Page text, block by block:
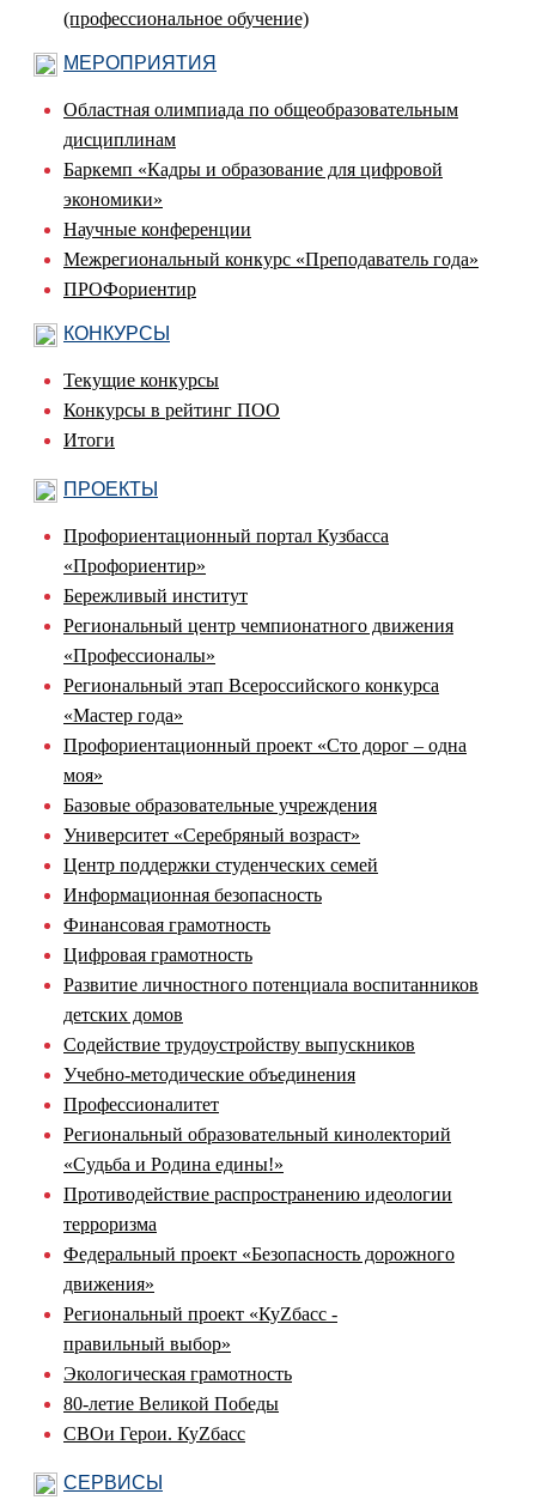
(профессиональное обучение)
МЕРОПРИЯТИЯ
Областная олимпиада по общеобразовательным
дисциплинам
Баркемп «Кадры и образование для цифровой
экономики»
Научные конференции
Межрегиональный конкурс «Преподаватель года»
ПРОФориентир
КОНКУРСЫ
Текущие конкурсы
Конкурсы в рейтинг ПОО
Итоги
ПРОЕКТЫ
Профориентационный портал Кузбасса
«Профориентир»
Бережливый институт
Региональный центр чемпионатного движения
«Профессионалы»
Региональный этап Всероссийского конкурса
«Мастер года»
Профориентационный проект «Сто дорог – одна
моя»
Базовые образовательные учреждения
Университет «Серебряный возраст»
Центр поддержки студенческих семей
Информационная безопасность
Финансовая грамотность
Цифровая грамотность
Развитие личностного потенциала воспитанников
детских домов
Содействие трудоустройству выпускников
Учебно-методические объединения
Профессионалитет
Региональный образовательный кинолекторий
«Судьба и Родина едины!»
Противодействие распространению идеологии
терроризма
Федеральный проект «Безопасность дорожного
движения»
Региональный проект «КуZбасс -
правильный выбор»
Экологическая грамотность
80-летие Великой Победы
СВОи Герои. КуZбасс
СЕРВИСЫ